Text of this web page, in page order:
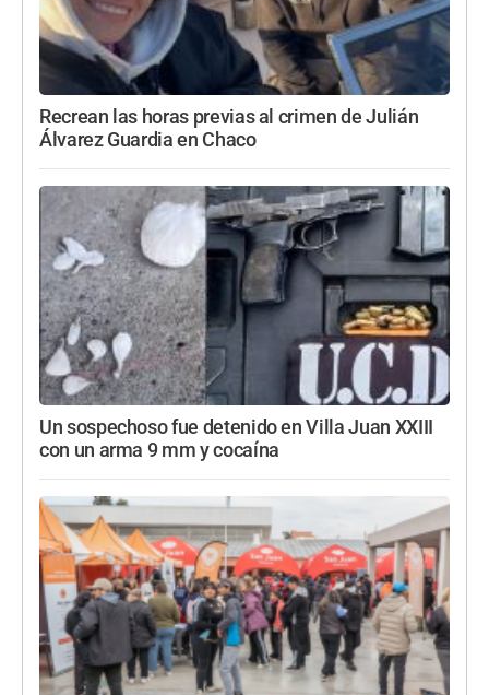
Recrean las horas previas al crimen de Julián
Álvarez Guardia en Chaco
Un sospechoso fue detenido en Villa Juan XXIII
con un arma 9 mm y cocaína